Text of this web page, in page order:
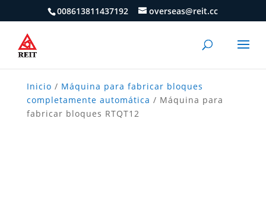
008613811437192 overseas@reit.cc
Inicio / Máquina para fabricar bloques
completamente automática / Máquina para
fabricar bloques RTQT12